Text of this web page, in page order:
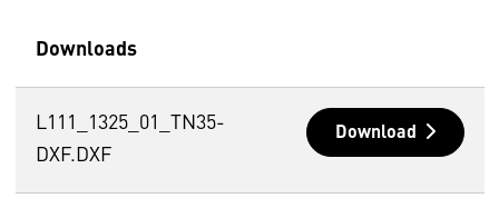
Downloads
L111_1325_01_TN35-
DXF.DXF
Download